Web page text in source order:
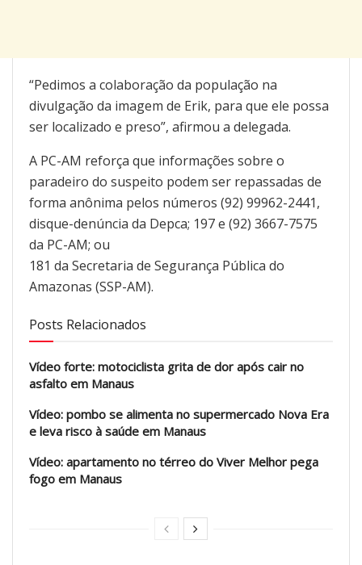
“Pedimos a colaboração da população na
divulgação da imagem de Erik, para que ele possa
ser localizado e preso”, afirmou a delegada.
A PC-AM reforça que informações sobre o
paradeiro do suspeito podem ser repassadas de
forma anônima pelos números (92) 99962-2441,
disque-denúncia da Depca; 197 e (92) 3667-7575
da PC-AM; ou
181 da Secretaria de Segurança Pública do
Amazonas (SSP-AM).
Posts Relacionados
Vídeo forte: motociclista grita de dor após cair no
asfalto em Manaus
Vídeo: pombo se alimenta no supermercado Nova Era
e leva risco à saúde em Manaus
Vídeo: apartamento no térreo do Viver Melhor pega
fogo em Manaus